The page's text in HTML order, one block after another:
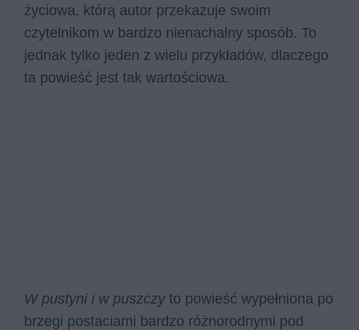
życiowa, którą autor przekazuje swoim
czytelnikom w bardzo nienachalny sposób. To
jednak tylko jeden z wielu przykładów, dlaczego
ta powieść jest tak wartościowa.
W pustyni i w puszczy to powieść wypełniona po
brzegi postaciami bardzo różnorodnymi pod